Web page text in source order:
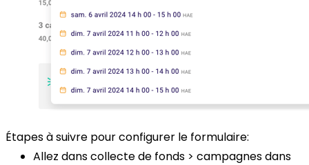
Étapes à suivre pour configurer le formulaire:
Allez dans collecte de fonds > campagnes dans